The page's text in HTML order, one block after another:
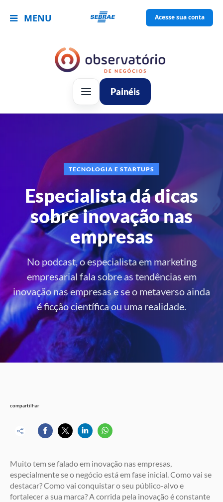
MENU Acesse sua conta
Painéis
TECNOLOGIA E STARTUPS
Especialista dá dicas
sobre inovação nas
empresas
No podcast, o especialista em marketing
empresarial fala sobre as tendências em
inovação nas empresas e se o metaverso ainda
é ficção científica ou uma realidade.
compartilhar
Muito tem se falado em inovação nas empresas,
especialmente se o negócio está em fase inicial. Como vai se
destacar? Como vai conquistar o seu público-alvo e
fortalecer a sua marca? A corrida pela inovação é constante